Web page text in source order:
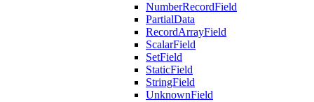
NumberRecordField
PartialData
RecordArrayField
ScalarField
SetField
StaticField
StringField
UnknownField